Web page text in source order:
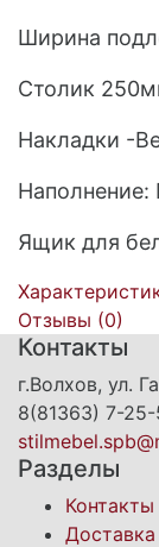
Ширина
Столик
Накладки -
Ящик для
Отзывы (0)
Контакты
г.Волхов, ул.
8(81363) 7-
Разделы
Контакты
Доставка